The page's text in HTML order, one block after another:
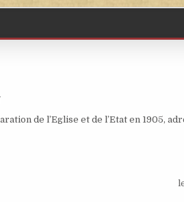
ON LETTRE02.JPG
de l’Eglise et de l’Etat en 1905,